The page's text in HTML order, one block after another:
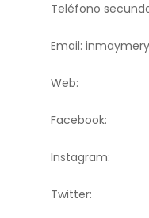
Teléfono
Email:
Web:
Facebook:
Instagram:
Twitter: